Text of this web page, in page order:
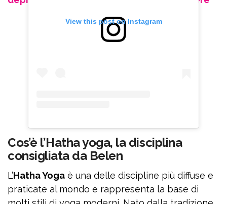
View this post on Instagram
Cos’è l’Hatha yoga, la disciplina
consigliata da Belen
L’Hatha Yoga è una delle discipline più diffuse e
praticate al mondo e rappresenta la base di